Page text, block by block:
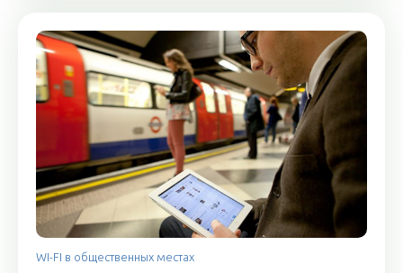
WI-FI в общественных местах